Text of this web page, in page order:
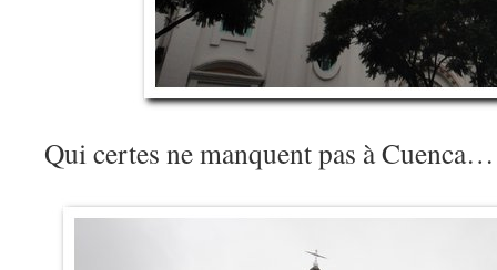
Qui certes ne manquent pas à Cuenca…